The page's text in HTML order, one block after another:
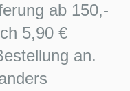
ab 150,-
5,90 €
an.